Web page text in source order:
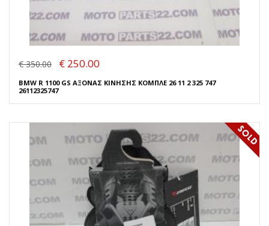
€ 350.00 € 250.00
BMW R 1100 GS ΑΞΟΝΑΣ ΚΙΝΗΣΗΣ ΚΟΜΠΛΕ 26 11 2 325 747
26112325747